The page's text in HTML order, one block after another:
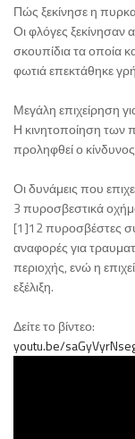
Πώς ξεκίνησε η
Οι φλόγες ξεκίνησαν
σκουπίδια τα οποία
φωτιά επεκτάθηκε
Μεγάλη επιχείρηση
Η κινητοποίηση των
προληφθεί ο
Οι δυνάμεις που
3 πυροσβεστικά
[1]12 πυροσβέστες
αναφορές για
περιοχής, ενώ η
εξέλιξη.
Δείτε το βίντεο:
youtu.be/